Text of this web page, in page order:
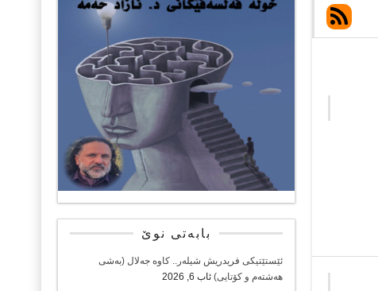
بابەتی نوێ
ئێستێتیکی فریدریش شیلەر.. کاوە جەلال (بەشی
هەشتەم و کۆتایی) ئاب 6, 2026